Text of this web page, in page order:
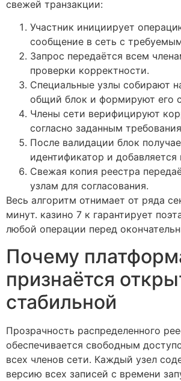
свежей транзакции:
Участник инициирует
сообщение в сеть с
Запрос передаётся всем
проверки корректности.
Специальные узлы собирают
общий блок и формируют его
Члены сети верифицируют
согласно заданным
После валидации блок
идентификатор и добавляется
Свежая копия реестра
узлам для согласования.
Весь алгоритм отнимает от ряда
минут. казино 7 к гарантирует
любой операции перед
Почему
признаётся
стабильной
Прозрачность распределенного
обеспечивается свободным
всех членов сети. Каждый узел
версию всех записей с времени